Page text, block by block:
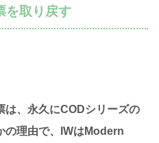
を取り戻す
は、永久にCODシリーズの
の理由で、IWはModern